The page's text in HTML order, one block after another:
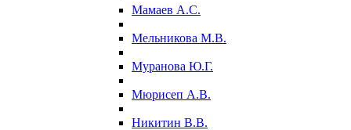
Мамаев А.С.
Мельникова М.В.
Муранова Ю.Г.
Мюрисеп А.В.
Никитин В.В.